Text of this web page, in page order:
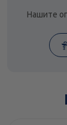
Нашите